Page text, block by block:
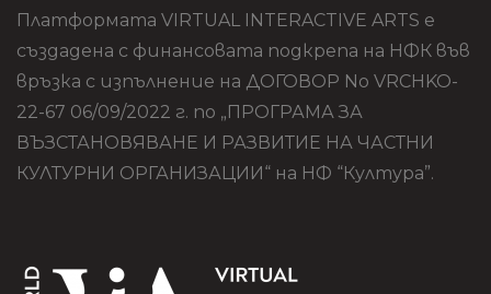
Платформата VIRTUAL INTERACTIVE ARTS е
създадена с финансовата подкрепа на НФК във
връзка с изпълнение на ДОГОВОР No VRCHKO-
22-67 06/09/2022 г. по „ПРОГРАМА ЗА
ВЪЗСТАНОВЯВАНЕ И РАЗВИТИЕ НА ЧАСТНИ
КУЛТУРНИ ОРГАНИЗАЦИИ“ на НФ “Култура”.